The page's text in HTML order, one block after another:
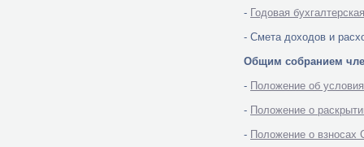
- Годовая
- Смета доходов и
Общим собранием
- Положение об
- Положение о
- Положение о